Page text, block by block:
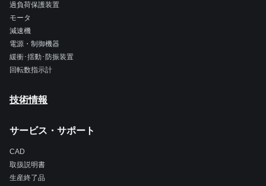
過負荷保護装置
モータ
減速機
電源・制御機器
緩衝･揺動･防振装置
回転数指示計
技術情報
サービス・サポート
CAD
取扱説明書
生産終了品